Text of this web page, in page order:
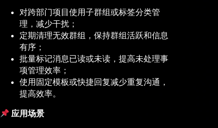
对跨部门项目使用子群组或标签分类管
理，减少干扰；
定期清理无效群组，保持群组活跃和信息
有序；
批量标记消息已读或未读，提高未处理事
项管理效率；
使用固定模板或快捷回复减少重复沟通，
提高效率。
应用场景